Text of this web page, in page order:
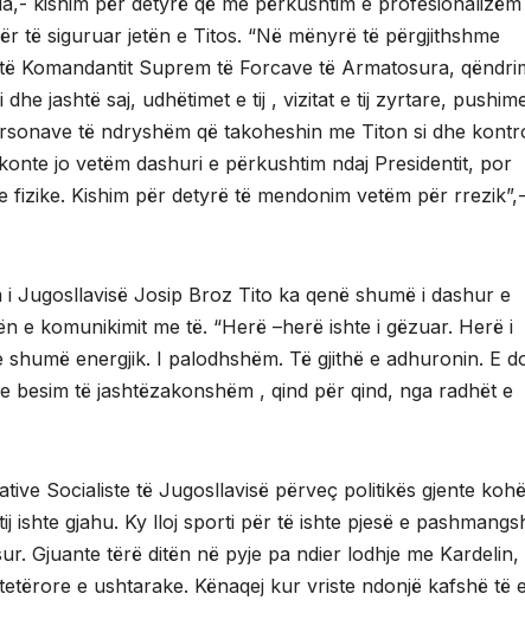
të siguruar jetën e Titos. “Në mënyrë të përgjithshme
Komandantit Suprem të Forcave të Armatosura,
jashtë saj, udhëtimet e tij , vizitat e tij zyrtare,
të ndryshëm që takoheshin me Titon si dhe
jo vetëm dashuri e përkushtim ndaj Presidentit, por
Kishim për detyrë të mendonim vetëm për rrezik”,-
Jugosllavisë Josip Broz Tito ka qenë shumë i dashur e
e komunikimit me të. “Herë –herë ishte i gëzuar. Herë i
energjik. I palodhshëm. Të gjithë e adhuronin. E
besim të jashtëzakonshëm , qind për qind, nga radhët e
Socialiste të Jugosllavisë përveç politikës gjente kohë
ishte gjahu. Ky lloj sporti për të ishte pjesë e
Gjuante tërë ditën në pyje pa ndier lodhje me Kardelin,
e ushtarake. Kënaqej kur vriste ndonjë kafshë të